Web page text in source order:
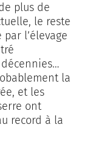
plus de
le reste
l’élevage
la
et les
ont
record à la